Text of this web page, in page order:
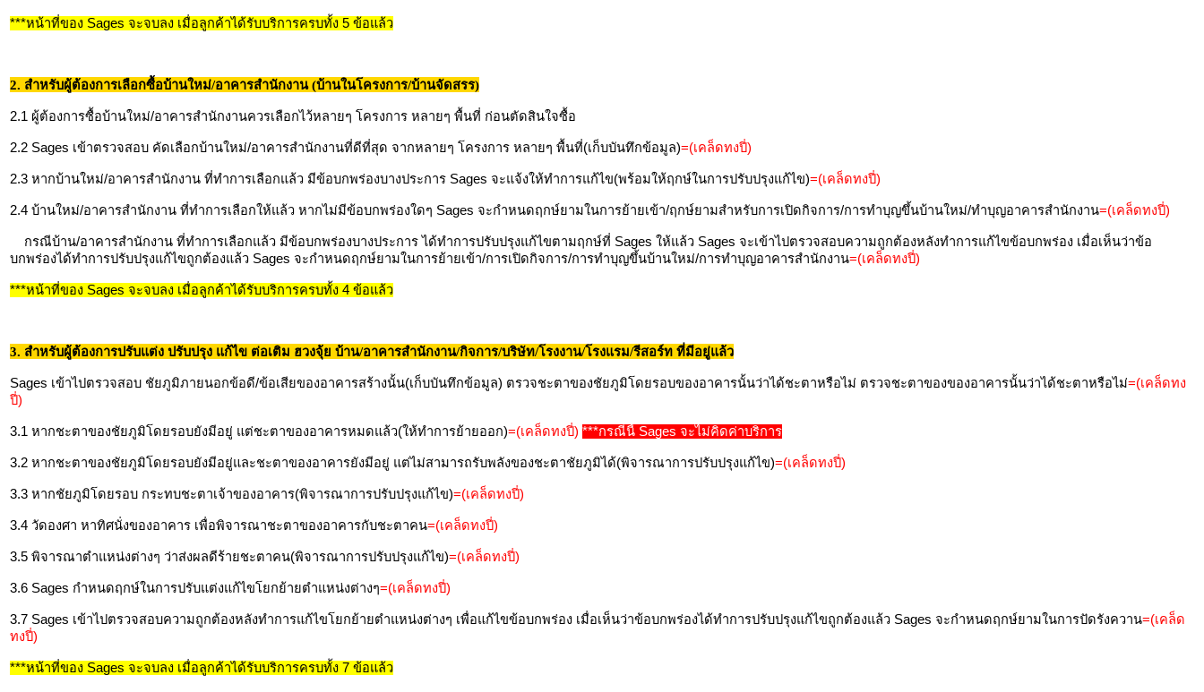
***หน้าที่ของ Sages จะจบลง เมื่อลูกค้าได้รับบริการครบทั้ง 5 ข้อแล้ว
2. สำหรับผู้ต้องการเลือกซื้อบ้านใหม่/อาคารสำนักงาน (บ้านในโครงการ/บ้านจัดสรร)
2.1 ผู้ต้องการซื้อบ้านใหม่/อาคารสำนักงานควรเลือกไว้หลายๆ โครงการ หลายๆ พื้นที่ ก่อนตัดสินใจซื้อ
2.2 Sages เข้าตรวจสอบ คัดเลือกบ้านใหม่/อาคารสำนักงานที่ดีที่สุด จากหลายๆ โครงการ หลายๆ พื้นที่(เก็บบันทึกข้อมูล)=(เคล็ดทงปี่)
2.3 หากบ้านใหม่/อาคารสำนักงาน ที่ทำการเลือกแล้ว มีข้อบกพร่องบางประการ Sages จะแจ้งให้ทำการแก้ไข(พร้อมให้ฤกษ์ในการปรับปรุงแก้ไข)=(เคล็ดทงปี่)
2.4 บ้านใหม่/อาคารสำนักงาน ที่ทำการเลือกให้แล้ว หากไม่มีข้อบกพร่องใดๆ Sages จะกำหนดฤกษ์ยามในการย้ายเข้า/ฤกษ์ยามสำหรับการเปิดกิจการ/การทำบุญขึ้นบ้านใหม่/ทำบุญอาคารสำนักงาน=(เคล็ดทงปี่)
กรณีบ้าน/อาคารสำนักงาน ที่ทำการเลือกแล้ว มีข้อบกพร่องบางประการ ได้ทำการปรับปรุงแก้ไขตามฤกษ์ที่ Sages ให้แล้ว Sages จะเข้าไปตรวจสอบความถูกต้องหลังทำการแก้ไขข้อบกพร่อง เมื่อเห็นว่าข้อ
บกพร่องได้ทำการปรับปรุงแก้ไขถูกต้องแล้ว Sages จะกำหนดฤกษ์ยามในการย้ายเข้า/การเปิดกิจการ/การทำบุญขึ้นบ้านใหม่/การทำบุญอาคารสำนักงาน=(เคล็ดทงปี่)
***หน้าที่ของ Sages จะจบลง เมื่อลูกค้าได้รับบริการครบทั้ง 4 ข้อแล้ว
3. สำหรับผู้ต้องการปรับแต่ง ปรับปรุง แก้ไข ต่อเติม ฮวงจุ้ย บ้าน/อาคารสำนักงาน/กิจการ/บริษัท/โรงงาน/โรงแรม/รีสอร์ท ที่มีอยู่แล้ว
Sages เข้าไปตรวจสอบ ชัยภูมิภายนอกข้อดี/ข้อเสียของอาคารสร้างนั้น(เก็บบันทึกข้อมูล) ตรวจชะตาของชัยภูมิโดยรอบของอาคารนั้นว่าได้ชะตาหรือไม่ ตรวจชะตาของของอาคารนั้นว่าได้ชะตาหรือไม่=(เคล็ดทง
ปี่)
3.1 หากชะตาของชัยภูมิโดยรอบยังมีอยู่ แต่ชะตาของอาคารหมดแล้ว(ให้ทำการย้ายออก)=(เคล็ดทงปี่) ***กรณีนี้ Sages จะไม่คิดค่าบริการ
3.2 หากชะตาของชัยภูมิโดยรอบยังมีอยู่และชะตาของอาคารยังมีอยู่ แต่ไม่สามารถรับพลังของชะตาชัยภูมิได้(พิจารณาการปรับปรุงแก้ไข)=(เคล็ดทงปี่)
3.3 หากชัยภูมิโดยรอบ กระทบชะตาเจ้าของอาคาร(พิจารณาการปรับปรุงแก้ไข)=(เคล็ดทงปี่)
3.4 วัดองศา หาทิศนั่งของอาคาร เพื่อพิจารณาชะตาของอาคารกับชะตาคน=(เคล็ดทงปี่)
3.5 พิจารณาตำแหน่งต่างๆ ว่าส่งผลดีร้ายชะตาคน(พิจารณาการปรับปรุงแก้ไข)=(เคล็ดทงปี่)
3.6 Sages กำหนดฤกษ์ในการปรับแต่งแก้ไขโยกย้ายตำแหน่งต่างๆ=(เคล็ดทงปี่)
3.7 Sages เข้าไปตรวจสอบความถูกต้องหลังทำการแก้ไขโยกย้ายตำแหน่งต่างๆ เพื่อแก้ไขข้อบกพร่อง เมื่อเห็นว่าข้อบกพร่องได้ทำการปรับปรุงแก้ไขถูกต้องแล้ว Sages จะกำหนดฤกษ์ยามในการปัดรังควาน=(เคล็ด
ทงปี่)
***หน้าที่ของ Sages จะจบลง เมื่อลูกค้าได้รับบริการครบทั้ง 7 ข้อแล้ว